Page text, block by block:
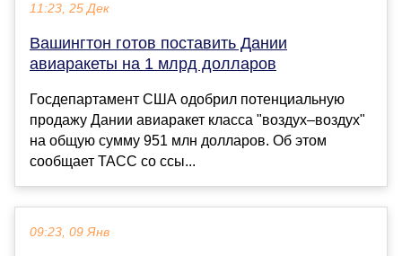
11:23, 25 Дек
Вашингтон готов поставить Дании
авиаракеты на 1 млрд долларов
Госдепартамент США одобрил потенциальную
продажу Дании авиаракет класса "воздух–воздух"
на общую сумму 951 млн долларов. Об этом
сообщает ТАСС со ссы...
09:23, 09 Янв